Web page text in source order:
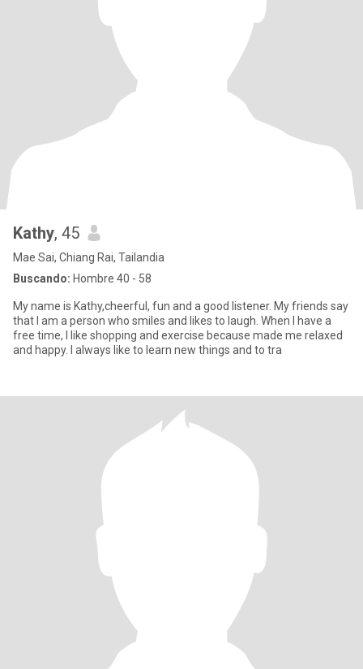
Kathy, 45
Mae Sai, Chiang Rai, Tailandia
Buscando: Hombre 40 - 58
My name is Kathy,cheerful, fun and a good listener. My friends say
that I am a person who smiles and likes to laugh. When I have a
free time, I like shopping and exercise because made me relaxed
and happy. I always like to learn new things and to tra